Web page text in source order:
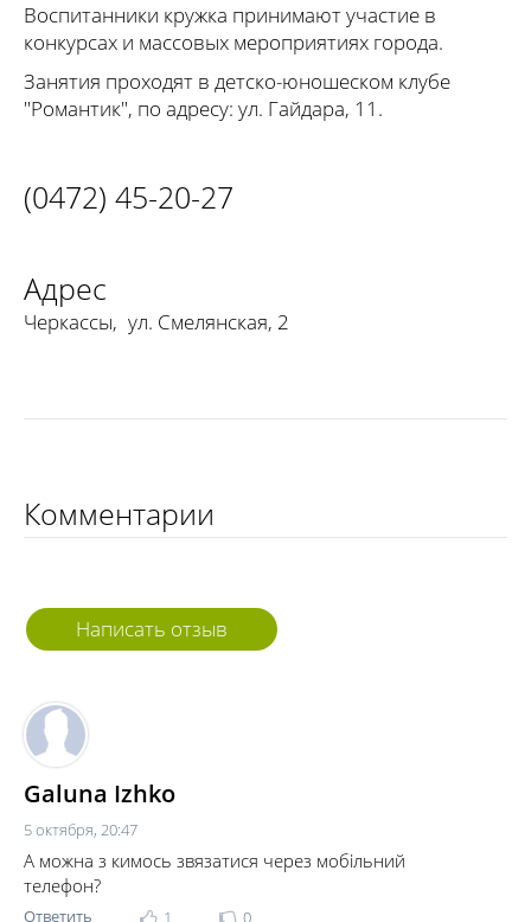
Воспитанники кружка принимают участие в
конкурсах и массовых мероприятиях города.
Занятия проходят в детско-юношеском клубе
"Романтик", по адресу: ул. Гайдара, 11.
(0472) 45-20-27
Адрес
Черкассы, ул. Смелянская, 2
Комментарии
Написать отзыв
Galuna Izhko
5 октября, 20:47
А можна з кимось звязатися через мобільний
телефон?
Ответить 1 0